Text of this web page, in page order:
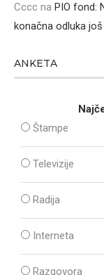
Cccc na PIO fond:
konačna odluka
ANKETA
Štampe
Televizije
Radija
Interneta
Razgovora